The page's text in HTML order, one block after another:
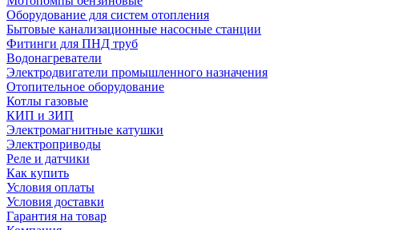
Оборудование для систем отопления
Бытовые канализационные насосные станции
Фитинги для ПНД труб
Водонагреватели
Электродвигатели промышленного назначения
Отопительное оборудование
Котлы газовые
КИП и ЗИП
Электромагнитные катушки
Электроприводы
Реле и датчики
Как купить
Условия оплаты
Условия доставки
Гарантия на товар